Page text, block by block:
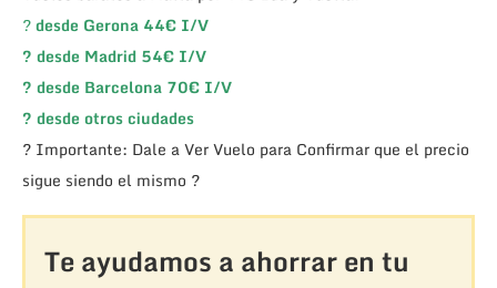
?desde Gerona 44€ I/V
? desde Madrid 54€ I/V
? desde Barcelona 70€ I/V
? desde otros ciudades
? Importante: Dale a Ver Vuelo para Confirmar que el precio
sigue siendo el mismo ?
Te ayudamos a ahorrar en tu